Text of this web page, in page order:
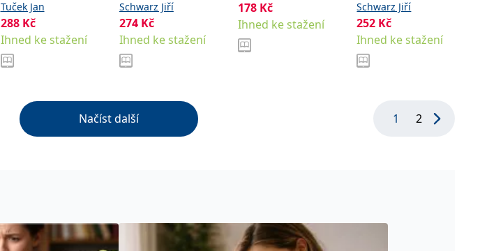
Tuček Jan
288 Kč
Ihned ke stažení
Schwarz Jiří
274 Kč
Ihned ke stažení
178 Kč
Ihned ke stažení
Schwarz Jiří
252 Kč
Ihned ke stažení
Načíst další 1 2